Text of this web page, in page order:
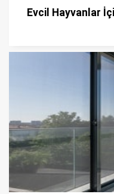
Evcil Hayvanlar